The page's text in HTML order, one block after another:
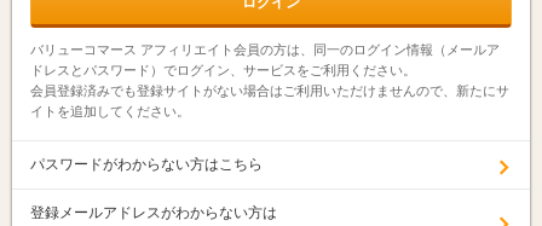
バリューコマース アフィリエイト会員の方は、同一のログイン情報（メールア
ドレスとパスワード）でログイン、サービスをご利用ください。
会員登録済みでも登録サイトがない場合はご利用いただけませんので、新たにサ
イトを追加してください。
パスワードがわからない方はこちら
登録メールアドレスがわからない方は